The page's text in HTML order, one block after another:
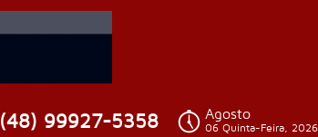
(48) 99927-5358 Agosto
06 Quinta-Feira, 2026